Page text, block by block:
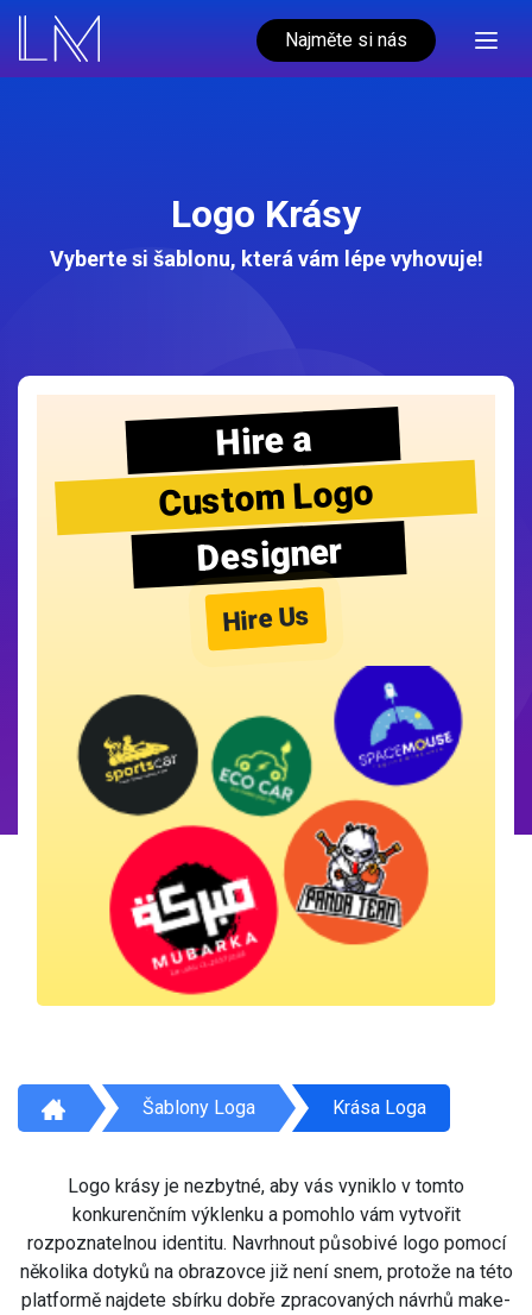
Najměte si nás
Logo Krásy
Vyberte si šablonu, která vám lépe vyhovuje!
Hire a
Custom Logo
Designer
Hire Us
Šablony Loga Krása Loga
Logo krásy je nezbytné, aby vás vyniklo v tomto
konkurenčním výklenku a pomohlo vám vytvořit
rozpoznatelnou identitu. Navrhnout působivé logo pomocí
několika dotyků na obrazovce již není snem, protože na této
platformě najdete sbírku dobře zpracovaných návrhů make-